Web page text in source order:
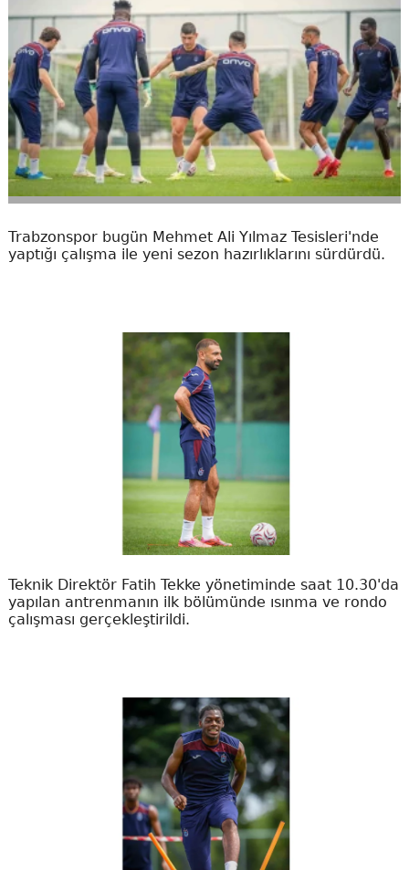
Trabzonspor bugün Mehmet Ali Yılmaz Tesisleri'nde
yaptığı çalışma ile yeni sezon hazırlıklarını sürdürdü.
Teknik Direktör Fatih Tekke yönetiminde saat 10.30'da
yapılan antrenmanın ilk bölümünde ısınma ve rondo
çalışması gerçekleştirildi.